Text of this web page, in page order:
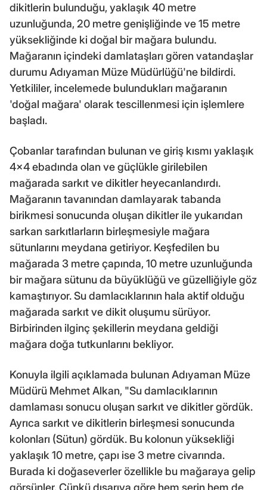
dikitlerin bulunduğu, yaklaşık 40 metre
uzunluğunda, 20 metre genişliğinde ve 15 metre
yüksekliğinde ki doğal bir mağara bulundu.
Mağaranın içindeki damlataşları gören vatandaşlar
durumu Adıyaman Müze Müdürlüğü'ne bildirdi.
Yetkililer, incelemede bulundukları mağaranın
'doğal mağara' olarak tescillenmesi için işlemlere
başladı.
Çobanlar tarafından bulunan ve giriş kısmı yaklaşık
4x4 ebadında olan ve güçlükle girilebilen
mağarada sarkıt ve dikitler heyecanlandırdı.
Mağaranın tavanından damlayarak tabanda
birikmesi sonucunda oluşan dikitler ile yukarıdan
sarkan sarkıtlarların birleşmesiyle mağara
sütunlarını meydana getiriyor. Keşfedilen bu
mağarada 3 metre çapında, 10 metre uzunluğunda
bir mağara sütunu da büyüklüğü ve güzelliğiyle göz
kamaştırıyor. Su damlacıklarının hala aktif olduğu
mağarada sarkıt ve dikit oluşumu sürüyor.
Birbirinden ilginç şekillerin meydana geldiği
mağara doğa tutkunlarını bekliyor.
Konuyla ilgili açıklamada bulunan Adıyaman Müze
Müdürü Mehmet Alkan, "Su damlacıklarının
damlaması sonucu oluşan sarkıt ve dikitler gördük.
Ayrıca sarkıt ve dikitlerin birleşmesi sonucunda
kolonları (Sütun) gördük. Bu kolonun yüksekliği
yaklaşık 10 metre, çapı ise 3 metre civarında.
Burada ki doğaseverler özellikle bu mağaraya gelip
görsünler. Çünkü dışarıya göre hem serin hem de